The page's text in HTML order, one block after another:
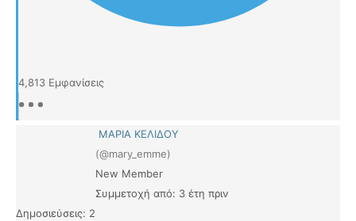
4,813 Εμφανίσεις
ΜΑΡΙΑ ΚΕΛΙΔΟΥ
(@mary_emme)
New Member
Συμμετοχή από: 3 έτη πριν
Δημοσιεύσεις: 2